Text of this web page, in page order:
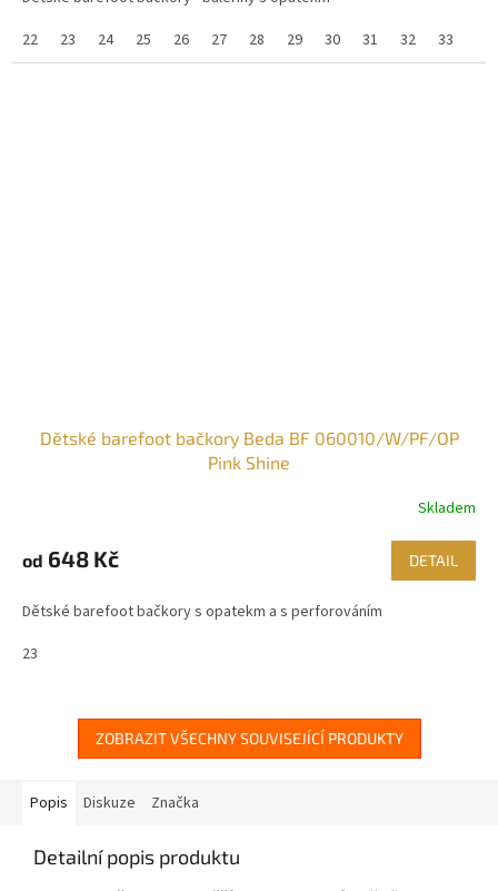
22
23 24 25 26 27 28 29 30 31 32 33
Dětské barefoot bačkory Beda BF 060010/W/PF/OP
Pink Shine
Skladem
od 648 Kč DETAIL
Dětské barefoot bačkory s opatekm a s perforováním
23
ZOBRAZIT VŠECHNY SOUVISEJÍCÍ PRODUKTY
Popis Diskuze Značka
Detailní popis produktu